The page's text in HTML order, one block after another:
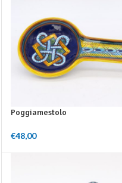
Poggiamestolo
€48,00